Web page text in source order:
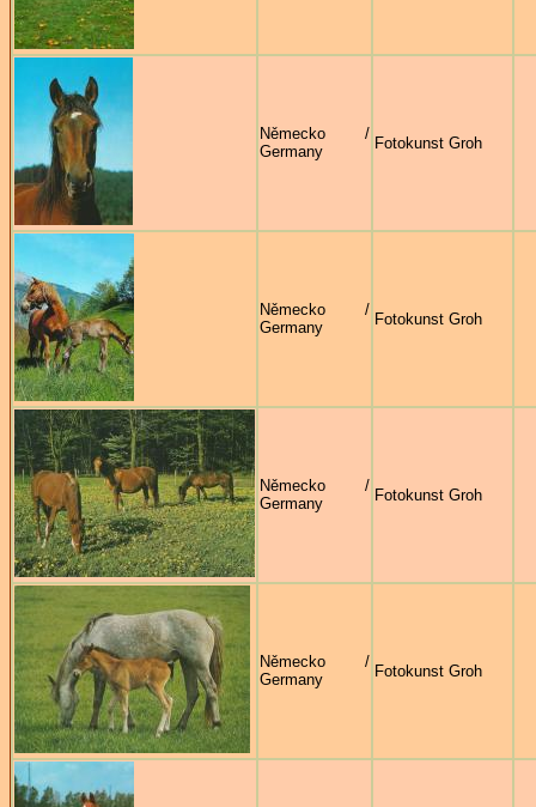
Německo /
Germany
Fotokunst Groh
Německo /
Germany
Fotokunst Groh
Německo /
Germany
Fotokunst Groh
Německo /
Germany
Fotokunst Groh